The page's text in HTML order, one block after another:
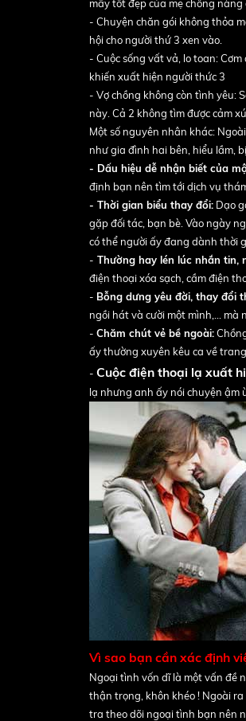
mấy tốt đẹp của mẹ chồng
- Chuyện chăn gói không thỏa
hội cho người thứ 3 xen vào.
- Cuộc sống vất vả, lo toan:
khiến xuất hiện người thức 3
- Vợ chồng không còn tình yêu:
này. Cả 2 không tìm được cảm
Một số nguyên nhân khác:
như gia đình hai bên, hiểu lầm,
- Dấu hiệu dễ nhận biết của
định bạn nên tìm tới dịch vụ
- Thời gian biểu thay đổi: Dạo
gặp đối tác, bạn bè. Vào ngày
có thể người ấy đang dành thời
- Thường hay lén lúc nhắn tin,
điện thoại xóa sạch, cầm điện
- Bỗng dưng yêu đời, thay đổi
ngồi hát và cười một mình,… mà
- Chăm chút vẻ bề ngoài:
ấy thường xuyên kêu ca về
- Cuộc điện thoại lạ xuất
lạ nhưng anh ấy nói chuyện ậm
Vì sao bạn cần xác định
Ngoại tình vốn dĩ là một vấn đề
thận trọng, khôn khéo ! Ngoài
tra theo dõi ngoại tình bạn nên